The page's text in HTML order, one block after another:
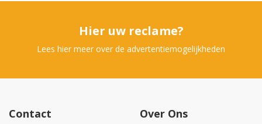
Hier uw reclame?
Lees hier meer over de advertentiemogelijkheden
Contact Over Ons